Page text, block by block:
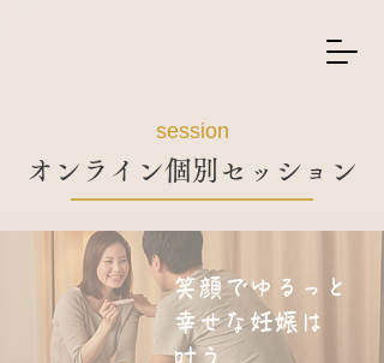
session
​オンライン個別セッション
笑顔でゆるっと
幸せな妊娠は
​叶う